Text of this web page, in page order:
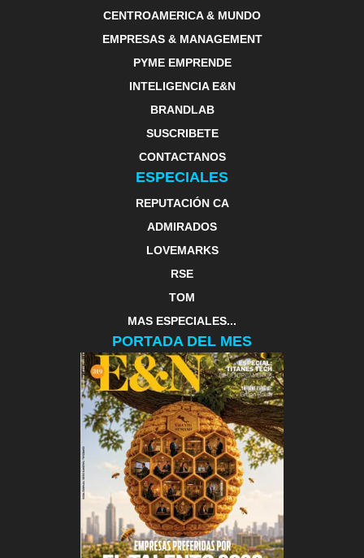
CENTROAMERICA & MUNDO
EMPRESAS & MANAGEMENT
PYME EMPRENDE
INTELIGENCIA E&N
BRANDLAB
SUSCRIBETE
CONTACTANOS
ESPECIALES
REPUTACIÓN CA
ADMIRADOS
LOVEMARKS
RSE
TOM
MAS ESPECIALES...
PORTADA DEL MES